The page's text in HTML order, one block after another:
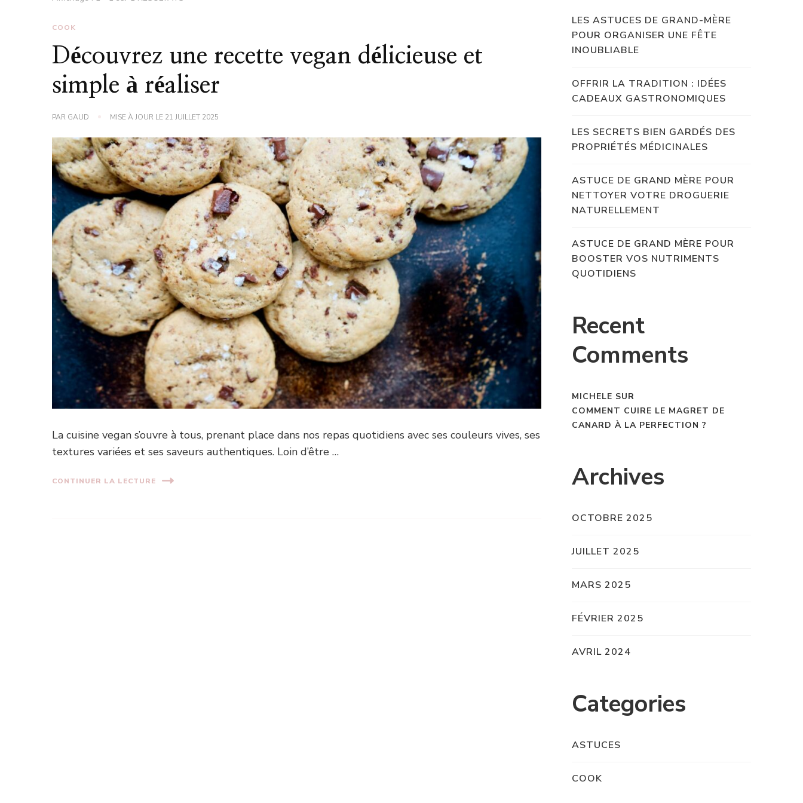
COOK
Découvrez une recette vegan délicieuse et
simple à réaliser
PAR GAUD MISE À JOUR LE 21 JUILLET 2025
La cuisine vegan s’ouvre à tous, prenant place dans nos repas quotidiens avec ses couleurs vives, ses
textures variées et ses saveurs authentiques. Loin d’être …
CONTINUER LA LECTURE
LES ASTUCES DE GRAND-MÈRE
POUR ORGANISER UNE FÊTE
INOUBLIABLE
OFFRIR LA TRADITION : IDÉES
CADEAUX GASTRONOMIQUES
LES SECRETS BIEN GARDÉS DES
PROPRIÉTÉS MÉDICINALES
ASTUCE DE GRAND MÈRE POUR
NETTOYER VOTRE DROGUERIE
NATURELLEMENT
ASTUCE DE GRAND MÈRE POUR
BOOSTER VOS NUTRIMENTS
QUOTIDIENS
Recent
Comments
MICHELE SUR
COMMENT CUIRE LE MAGRET DE
CANARD À LA PERFECTION ?
Archives
OCTOBRE 2025
JUILLET 2025
MARS 2025
FÉVRIER 2025
AVRIL 2024
Categories
ASTUCES
COOK